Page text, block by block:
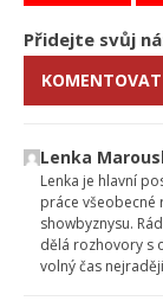
Přidejte svůj
KOMENTOVAT
Lenka
Lenka je hlavní
práce všeobecné
showbyznysu.
dělá rozhovory s
volný čas